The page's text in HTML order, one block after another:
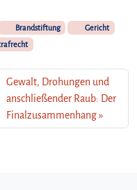
Brandstiftung
Gericht
Gewalt, Drohungen und
anschließender Raub: Der
Finalzusammenhang